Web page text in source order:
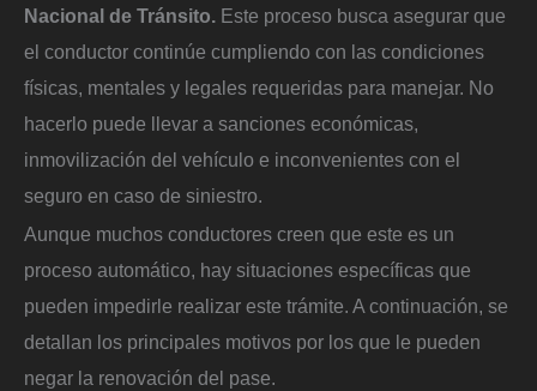
Nacional de Tránsito. Este proceso busca asegurar que
el conductor continúe cumpliendo con las condiciones
físicas, mentales y legales requeridas para manejar. No
hacerlo puede llevar a sanciones económicas,
inmovilización del vehículo e inconvenientes con el
seguro en caso de siniestro.
Aunque muchos conductores creen que este es un
proceso automático, hay situaciones específicas que
pueden impedirle realizar este trámite. A continuación, se
detallan los principales motivos por los que le pueden
negar la renovación del pase.